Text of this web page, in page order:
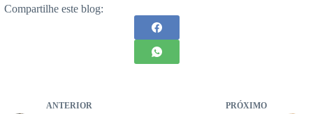
Compartilhe este blog:
ANTERIOR PRÓXIMO